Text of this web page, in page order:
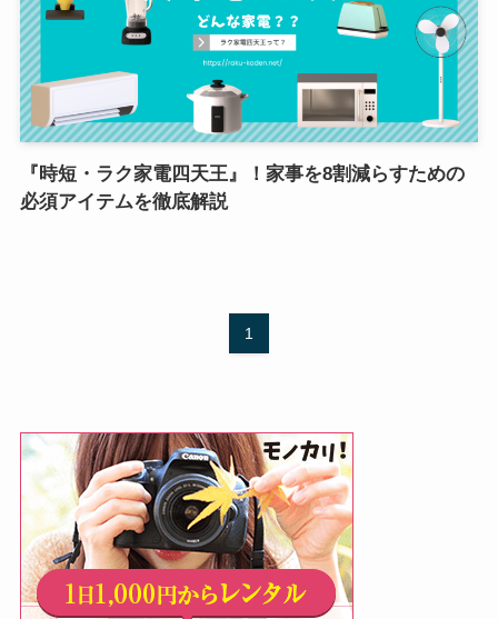
『時短・ラク家電四天王』！家事を8割減らすための
必須アイテムを徹底解説
1